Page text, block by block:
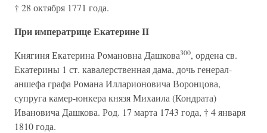
† 28 октября 1771 года.
При императрице Екатерине II
Княгиня Екатерина Романовна Дашкова300, ордена св.
Екатерины 1 ст. кавалерственная дама, дочь генерал-
аншефа графа Романа Илларионовича Воронцова,
супруга камер-юнкера князя Михаила (Кондрата)
Ивановича Дашкова. Род. 17 марта 1743 года, † 4 января
1810 года.